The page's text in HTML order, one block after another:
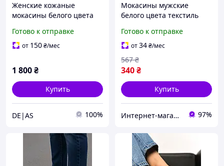
Женские кожаные
мокасины белого цвета
Готово к отправке
от 150₴/мес
1 800₴
Купить
DE|AS 100%
Мокасины мужские
белого цвета текстиль
Готово к отправке
от34₴/мес
340₴
567 ₴
Купить
Интернет-магазин Soloveiko.com.ua - одежда и обувь для всей семьи, Украина 97%